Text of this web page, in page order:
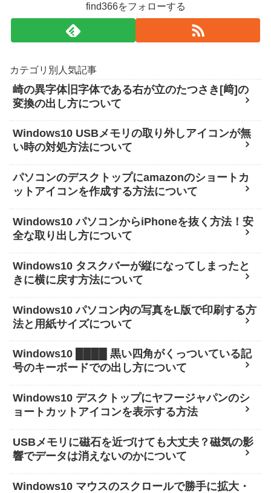
find366をフォローする
カテゴリ別人気記事
崎の異字体旧字体である右が立のたつさき[﨑]の
変換の出し方について
Windows10 USBメモリの取り外しアイコンが無
い時の対処方法について
パソコンのデスクトップにamazonのショートカ
ットアイコンを作成する方法について
Windows10 パソコンからiPhoneを抜く方法！安
全な取り出し方について
Windows10 タスクバーが縦になってしまったと
きに横に戻す方法について
Windows10 パソコン内の写真をL版で印刷する方
法と用紙サイズについて
Windows10 ████ 黒い四角がくっついている記
号のキーボードでの出し方について
Windows10 デスクトップにヤフージャパンのシ
ョートカットアイコンを表示する方法
USBメモリに磁石を近づけても大丈夫？磁気の影
響でデータは消えないのかについて
Windows10 マウスのスクロールで勝手に拡大・